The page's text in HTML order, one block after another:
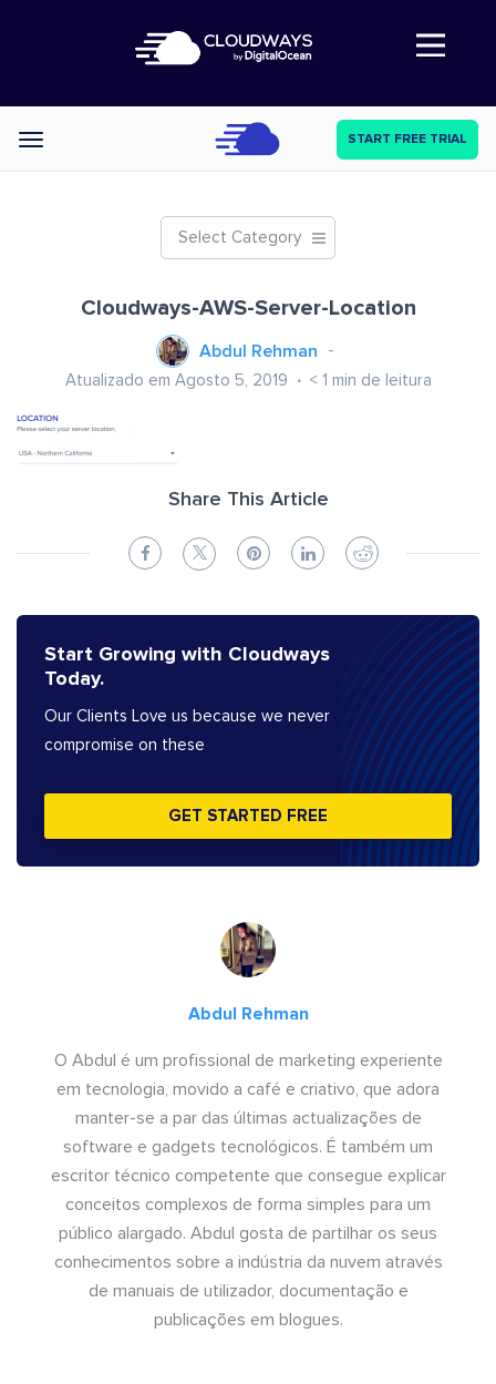
Abre a navegação
Categories START FREE TRIAL
Select Category
Cloudways-AWS-Server-Location
Abdul Rehman
Atualizado em Agosto 5, 2019 < 1 min de leitura
Share This Article
Start Growing with Cloudways
Today.
Our Clients Love us because we never
compromise on these
GET STARTED FREE
Abdul Rehman
O Abdul é um profissional de marketing experiente
em tecnologia, movido a café e criativo, que adora
manter-se a par das últimas actualizações de
software e gadgets tecnológicos. É também um
escritor técnico competente que consegue explicar
conceitos complexos de forma simples para um
público alargado. Abdul gosta de partilhar os seus
conhecimentos sobre a indústria da nuvem através
de manuais de utilizador, documentação e
publicações em blogues.